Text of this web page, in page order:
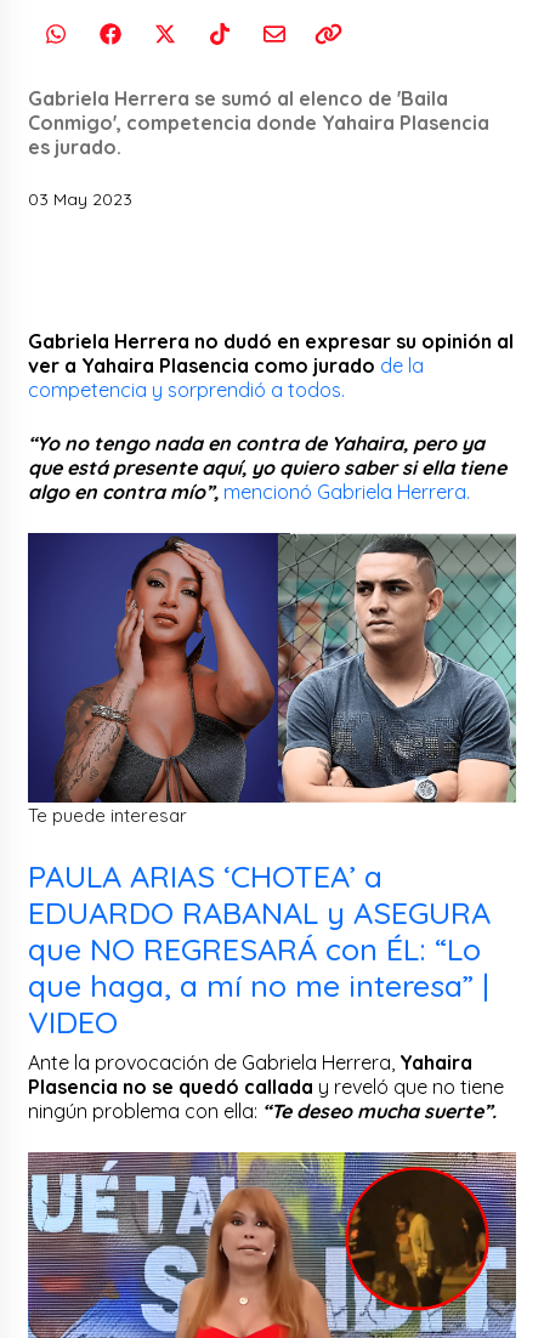
Gabriela Herrera se sumó al elenco de 'Baila
Conmigo', competencia donde Yahaira Plasencia
es jurado.
03 May 2023
Gabriela Herrera no dudó en expresar su opinión al
ver a Yahaira Plasencia como jurado de la
competencia y sorprendió a todos.
“Yo no tengo nada en contra de Yahaira, pero ya
que está presente aquí, yo quiero saber si ella tiene
algo en contra mío”, mencionó Gabriela Herrera.
Te puede interesar
PAULA ARIAS ‘CHOTEA’ a
EDUARDO RABANAL y ASEGURA
que NO REGRESARÁ con ÉL: “Lo
que haga, a mí no me interesa” |
VIDEO
Ante la provocación de Gabriela Herrera, Yahaira
Plasencia no se quedó callada y reveló que no tiene
ningún problema con ella: “Te deseo mucha suerte”.